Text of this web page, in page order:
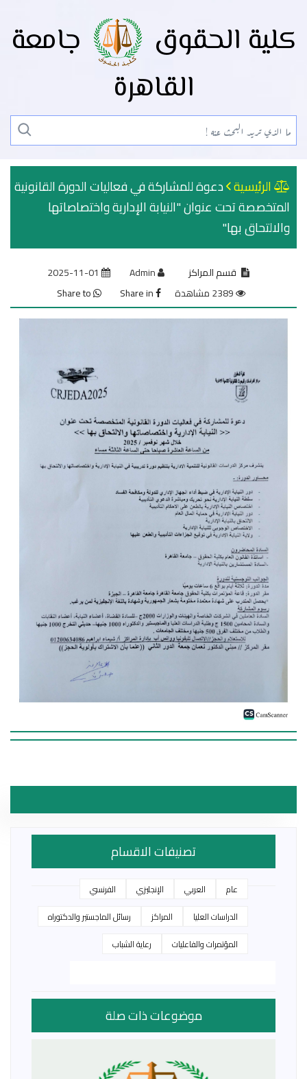
كلية الحقوق
جامعة
القاهرة
الرئيسية دعوة للمشاركة في فعاليات الدورة القانونية
المتخصصة تحت عنوان "النيابة الإدارية واختصاصاتها
والالتحاق بها"
قسم المراكز
تصنيفات الاقسام
عام العربي الإنجليزي
الفرنسي
الدراسات العليا
المراكز
رسائل الماجستير والدكتوراه
المؤتمرات والفاعليات
رعاية الشباب
موضوعات ذات صلة